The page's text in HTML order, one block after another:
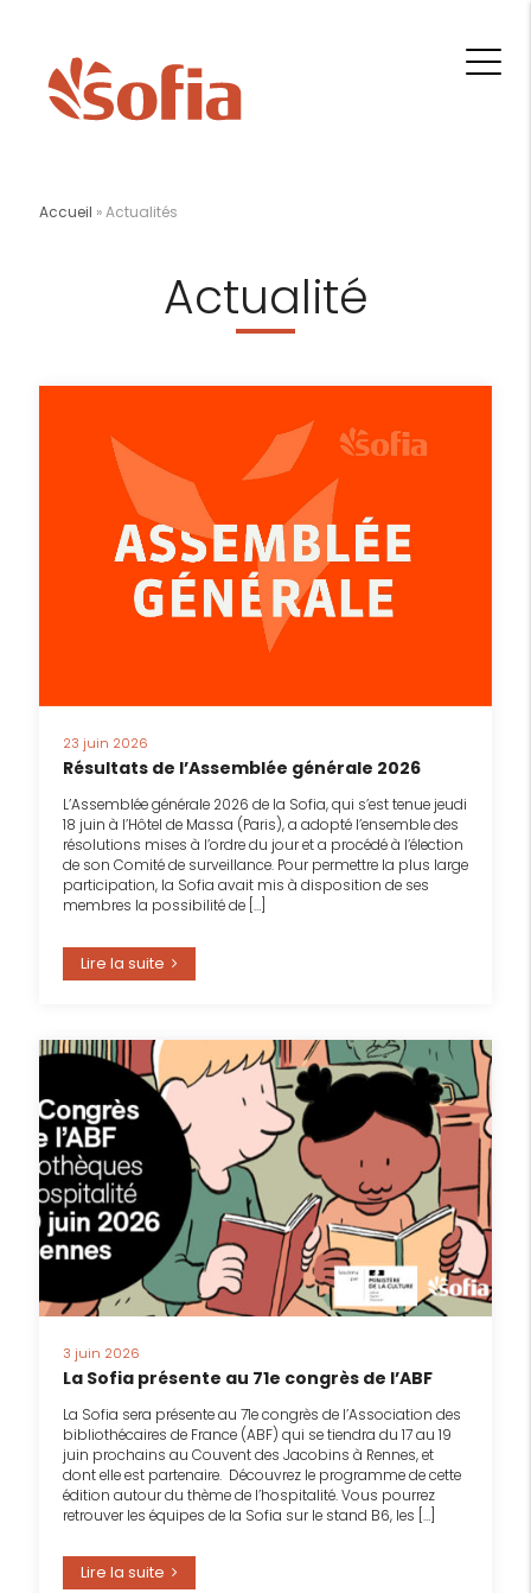
Accueil »Actualités
Actualité
23 juin 2026
Résultats de l’Assemblée générale 2026
L’Assemblée générale 2026 de la Sofia, qui s’est tenue jeudi
18 juin à l’Hôtel de Massa (Paris), a adopté l’ensemble des
résolutions mises à l’ordre du jour et a procédé à l’élection
de son Comité de surveillance. Pour permettre la plus large
participation, la Sofia avait mis à disposition de ses
membres la possibilité de […]
Lire la suite
3 juin 2026
La Sofia présente au 71e congrès de l’ABF
La Sofia sera présente au 71e congrès de l’Association des
bibliothécaires de France (ABF) qui se tiendra du 17 au 19
juin prochains au Couvent des Jacobins à Rennes, et
dont elle est partenaire. Découvrez le programme de cette
édition autour du thème de l’hospitalité. Vous pourrez
retrouver les équipes de la Sofia sur le stand B6, les […]
Lire la suite